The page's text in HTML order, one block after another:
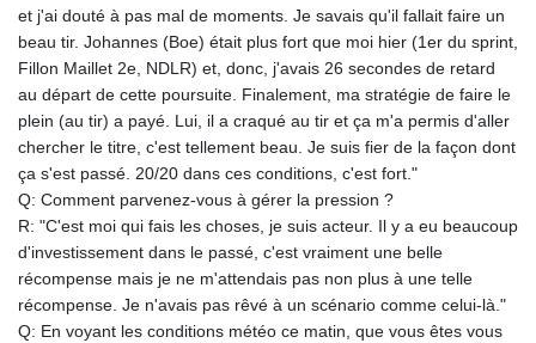
GTQ 7.644462
GYD 209.601111
HKD 7.84481
HNL 26.852845
HRK 6.539003
HTG 130.990152
HUF 317.137974
ILS 3.007702
IMP 0.742819
INR 95.38485
IQD
1312.470159
et j'ai douté à pas mal de moments. Je savais qu'il fallait faire un
beau tir. Johannes (Boe) était plus fort que moi hier (1er du sprint,
Fillon Maillet 2e, NDLR) et, donc, j'avais 26 secondes de retard
au départ de cette poursuite. Finalement, ma stratégie de faire le
plein (au tir) a payé. Lui, il a craqué au tir et ça m'a permis d'aller
chercher le titre, c'est tellement beau. Je suis fier de la façon dont
ça s'est passé. 20/20 dans ces conditions, c'est fort."
Q: Comment parvenez-vous à gérer la pression ?
R: "C'est moi qui fais les choses, je suis acteur. Il y a eu beaucoup
d'investissement dans le passé, c'est vraiment une belle
récompense mais je ne m'attendais pas non plus à une telle
récompense. Je n'avais pas rêvé à un scénario comme celui-là."
Q: En voyant les conditions météo ce matin, que vous êtes vous